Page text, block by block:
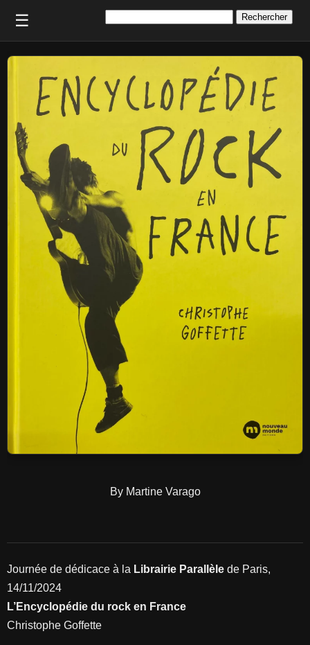
☰
By Martine Varago
Journée de dédicace à la Librairie Parallèle de Paris,
14/11/2024
L’Encyclopédie du rock en France
Christophe Goffette